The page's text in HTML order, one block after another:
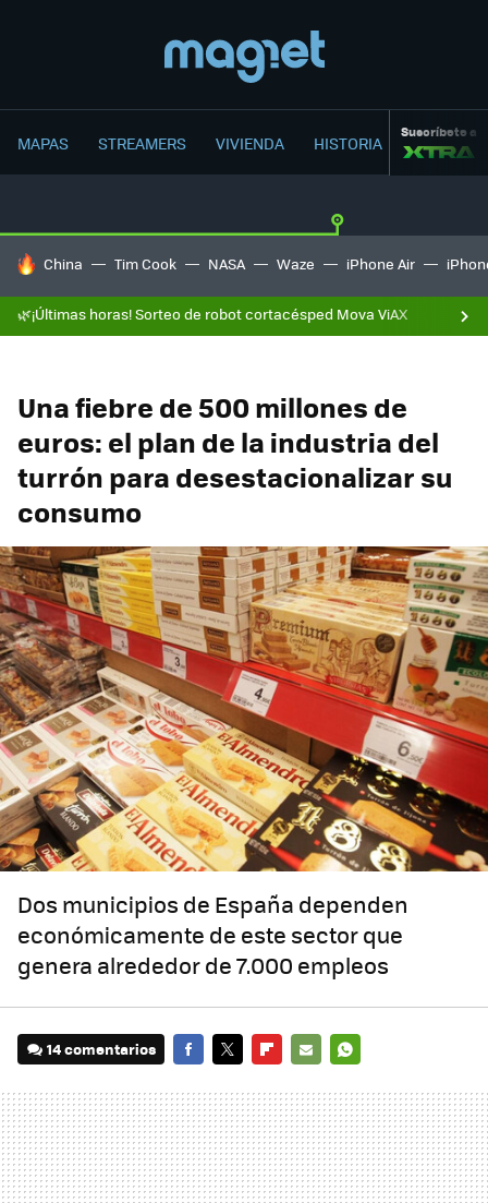
MAPAS STREAMERS VIVIENDA HISTORIA Suscríbete a
HOY SE HABLA DE
China Tim Cook NASA Waze iPhone Air
🌿¡Últimas horas! Sorteo de robot cortacésped Mova ViAX
Una fiebre de 500 millones de
euros: el plan de la industria del
turrón para desestacionalizar su
consumo
Dos municipios de España dependen
económicamente de este sector que
genera alrededor de 7.000 empleos
14 comentarios
MAIL